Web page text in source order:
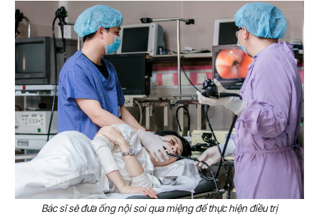
Bác sĩ sẽ đưa ống nội soi qua miệng để thực hiện điều trị